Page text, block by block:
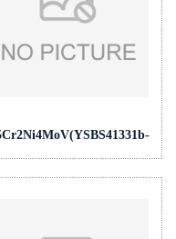
2019;化学成
:C/Si/Mn/P/S/Cr/Ni/Mo/V/Cu/